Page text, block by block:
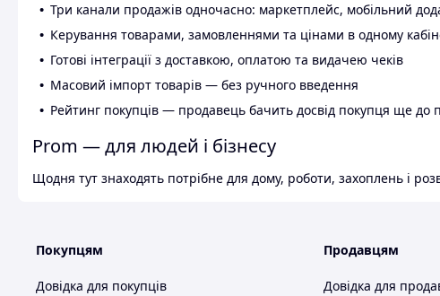
Три канали продажів одночасно: маркетплейс, мобільний
Керування товарами, замовленнями та цінами в одному
Готові інтеграції з доставкою, оплатою та видачею чеків
Масовий імпорт товарів — без ручного введення
Рейтинг покупців — продавець бачить досвід покупця ще до
Prom — для людей і бізнесу
Щодня тут знаходять потрібне для дому, роботи, захоплень і
Покупцям
Довідка для покупців
Продавцям
Довідка для